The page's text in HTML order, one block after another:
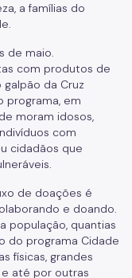
a famílias do
de maio.
com produtos de
da Cruz
programa, em
moram idosos,
com
cidadãos que
de doações é
e doando.
população, quantias
do programa Cidade
físicas, grandes
até por outras